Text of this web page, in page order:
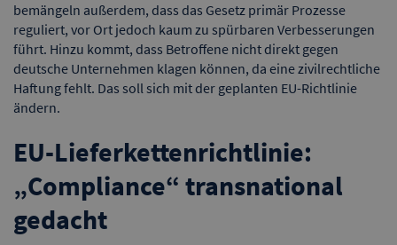
bemängeln außerdem, dass das Gesetz primär Prozesse
reguliert, vor Ort jedoch kaum zu spürbaren Verbesserungen
führt. Hinzu kommt, dass Betroffene nicht direkt gegen
deutsche Unternehmen klagen können, da eine zivilrechtliche
Haftung fehlt. Das soll sich mit der geplanten EU-Richtlinie
ändern.
EU-Lieferkettenrichtlinie:
„Compliance“ transnational
gedacht